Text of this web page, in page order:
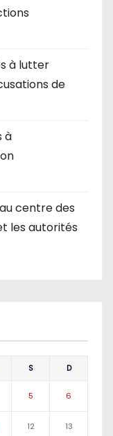
à lutter
de
à
centre des
les autorités
S D
5 6
12 13